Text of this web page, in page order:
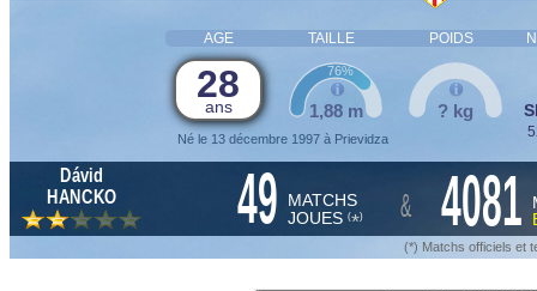
AGE TAILLE POIDS
28
ans
Né le 13 décembre 1997 à Prievidza
1,88 m
76%
? kg
Dávid
HANCKO
49 MATCHS
JOUES (*) & 4081
(*) Matchs officiels et